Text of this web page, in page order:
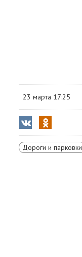
23 марта 17:25
Дороги и парковки